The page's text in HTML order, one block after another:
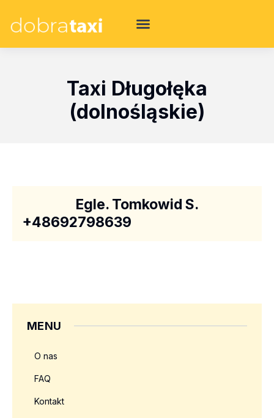
Taxi Długołęka
(dolnośląskie)
Egle. Tomkowid S.
+48692798639
MENU
O nas
FAQ
Kontakt